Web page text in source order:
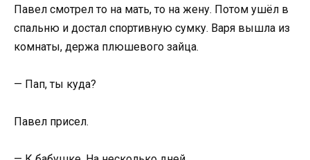
Павел смотрел то на мать, то на жену. Потом ушёл в
спальню и достал спортивную сумку. Варя вышла из
комнаты, держа плюшевого зайца.
— Пап, ты куда?
Павел присел.